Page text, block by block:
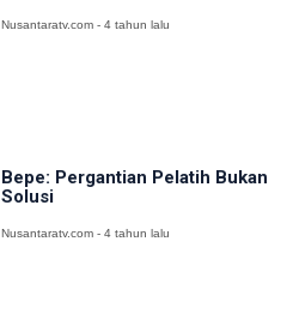
Nusantaratv.com - 4 tahun lalu
Bepe: Pergantian Pelatih Bukan
Solusi
Nusantaratv.com - 4 tahun lalu